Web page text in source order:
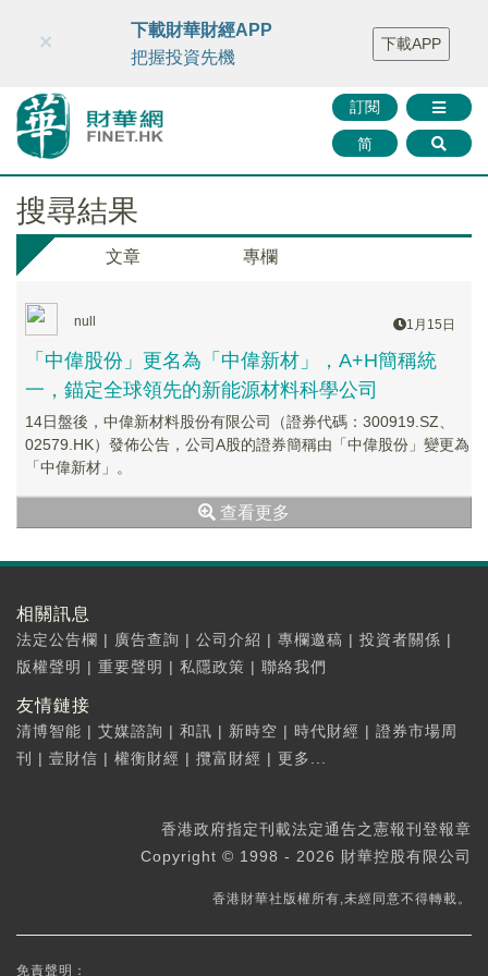
財華智庫網 FINTV FINMETA 財華證券 媒體矩陣
智庫沙龍
聯絡我們
訂閱
简
×
下載財華財經APP
把握投資先機
下載APP
搜尋結果
文章 專欄
null 1月15日
「中偉股份」更名為「中偉新材」，A+H簡稱統
一，錨定全球領先的新能源材料科學公司
14日盤後，中偉新材料股份有限公司（證券代碼：300919.SZ、
02579.HK）發佈公告，公司A股的證券簡稱由「中偉股份」變更為
「中偉新材」。
查看更多
相關訊息
法定公告欄 | 廣告查詢 | 公司介紹 | 專欄邀稿 | 投資者關係 |
版權聲明 | 重要聲明 | 私隱政策 | 聯絡我們
友情鏈接
清博智能 | 艾媒諮詢 | 和訊 | 新時空 | 時代財經 | 證券市場周
刊
| 壹財信 | 權衡財經 | 攬富財經 | 更多...
香港政府指定刊載法定通告之憲報刊登報章
Copyright © 1998 - 2026 財華控股有限公司
香港財華社版權所有,未經同意不得轉載。
免責聲明：